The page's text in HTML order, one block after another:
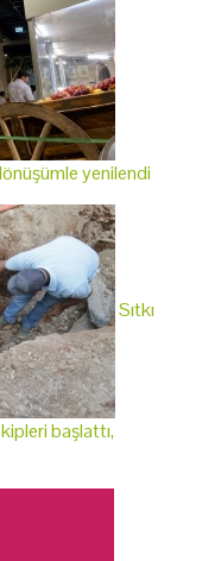
yenilendi
Sıtkı
başlattı,